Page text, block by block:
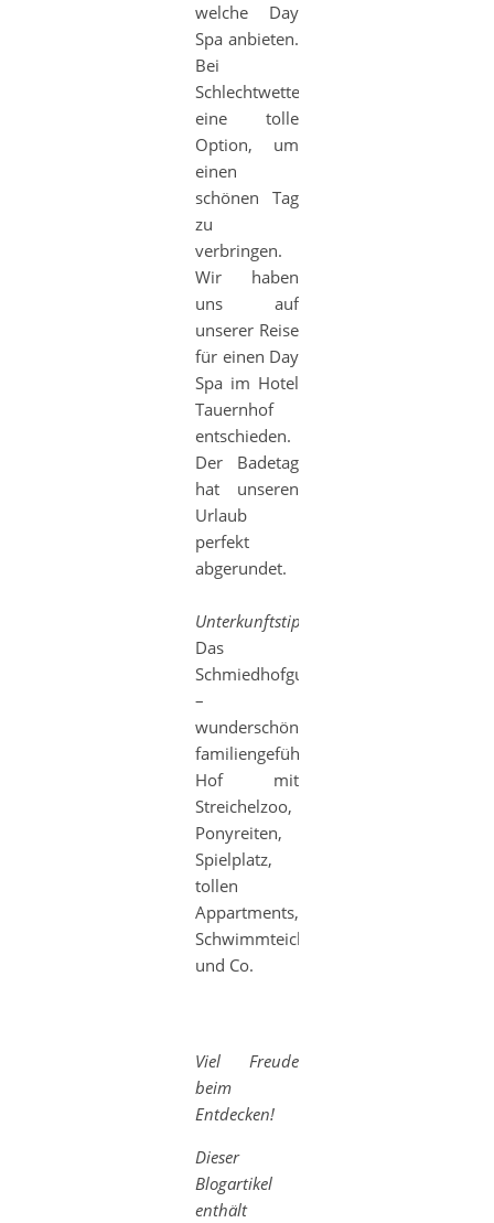
welche Day
Spa anbieten.
Bei
Schlechtwetter
eine tolle
Option, um
einen
schönen Tag
zu
verbringen.
Wir haben
uns auf
unserer Reise
für einen Day
Spa im Hotel
Tauernhof
entschieden.
Der Badetag
hat unseren
Urlaub
perfekt
abgerundet.
Unterkunftstipp:
Das
Schmiedhofgut
–
wunderschöner,
familiengeführter
Hof mit
Streichelzoo,
Ponyreiten,
Spielplatz,
tollen
Appartments,
Schwimmteich
und Co.
Viel Freude
beim
Entdecken!
Dieser
Blogartikel
enthält